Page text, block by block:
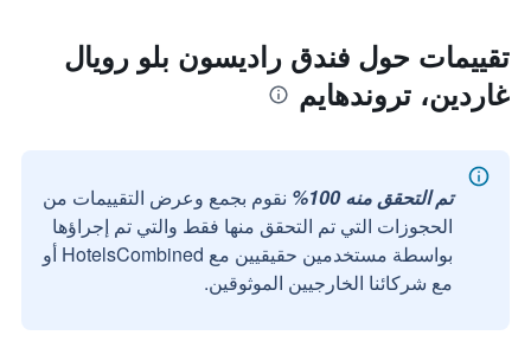
تقييمات حول فندق راديسون بلو رويال
غاردين، تروندهايم
تم التحقق منه 100%
نقوم بجمع وعرض التقييمات من
الحجوزات التي تم التحقق منها فقط والتي تم إجراؤها
بواسطة مستخدمين حقيقيين مع HotelsCombined أو
مع شركائنا الخارجيين الموثوقين.